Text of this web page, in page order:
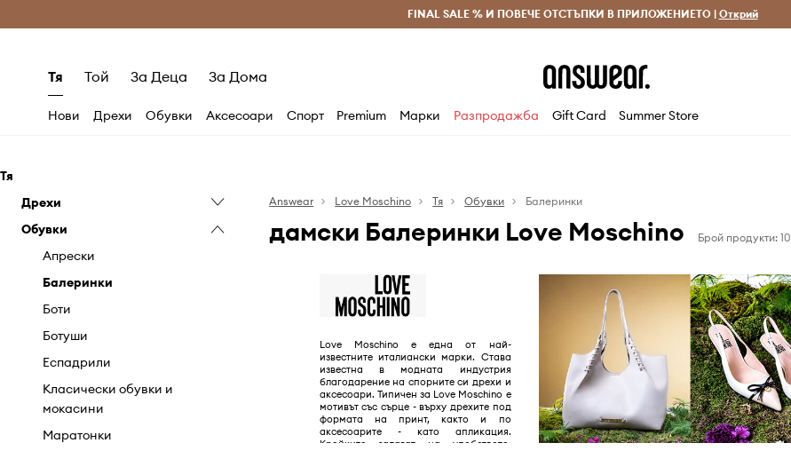
Безплатни доставка и връщане за поръчки над 70 EUR Доставка 1-5 дни
FINAL SALE % И ПОВЕЧЕ ОТСТЪПКИ В ПРИЛОЖЕНИЕТО | Открий
Тя Той За Деца За Дома
Нови Дрехи Обувки Аксесоари Спорт Premium Марки Разпродажба Gift Card Summer Store
Тя
Дрехи
Блузи и ризи
Къси панталони
Панталони и клинове
Поли
Рокли
Обувки
Апрески
Балеринки
Боти
Ботуши
Еспадрили
Класически обувки и
мокасини
Маратонки
Answear Love Moschino Тя Обувки Балеринки
дамски Балеринки Love Moschino Брой продукти: 10
Love Moschino е една от най-
известните италиански марки. Става
известна в модната индустрия
благодарение на спорните си дрехи и
аксесоари. Типичен за Love Moschino е
мотивът със сърце - върху дрехите под
формата на принт, както и по
аксесоарите - като апликация.
Кройките залагат на удобството,